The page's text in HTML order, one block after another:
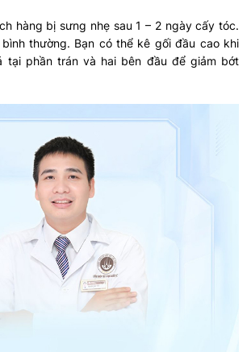
hàng bị sưng nhẹ sau 1 – 2 ngày cấy tóc.
thường. Bạn có thể kê gối đầu cao khi
tại phần trán và hai bên đầu để giảm bớt